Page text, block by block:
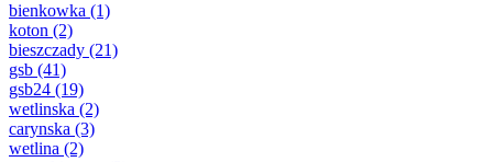
bienkowka (1)
koton (2)
bieszczady (21)
gsb (41)
gsb24 (19)
wetlinska (2)
carynska (3)
wetlina (2)